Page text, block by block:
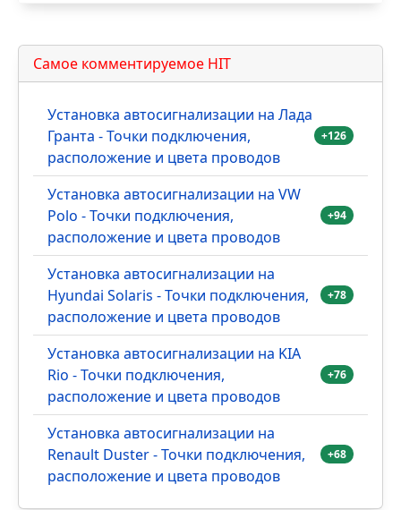
Самое комментируемое HIT
Установка автосигнализации на Лада
Гранта - Точки подключения,
расположение и цвета проводов
+126
Установка автосигнализации на VW
Polo - Точки подключения,
расположение и цвета проводов
+94
Установка автосигнализации на
Hyundai Solaris - Точки подключения,
расположение и цвета проводов
+78
Установка автосигнализации на KIA
Rio - Точки подключения,
расположение и цвета проводов
+76
Установка автосигнализации на
Renault Duster - Точки подключения,
расположение и цвета проводов
+68